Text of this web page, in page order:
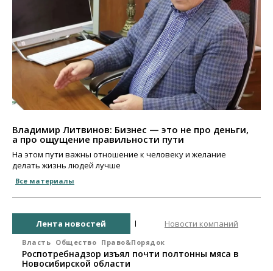
Владимир Литвинов: Бизнес — это не про деньги,
а про ощущение правильности пути
На этом пути важны отношение к человеку и желание
делать жизнь людей лучше
Все материалы
Лента новостей Новости компаний
Власть Общество Право&Порядок
Роспотребнадзор изъял почти полтонны мяса в
Новосибирской области